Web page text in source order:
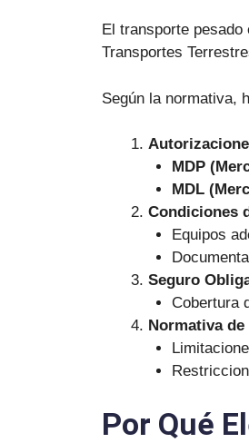
El transporte pesado
Transportes
Según la normativa,
MDP
MDL
Condiciones
Equipos
Seguro
Cobertura
Normativa
Por Qué